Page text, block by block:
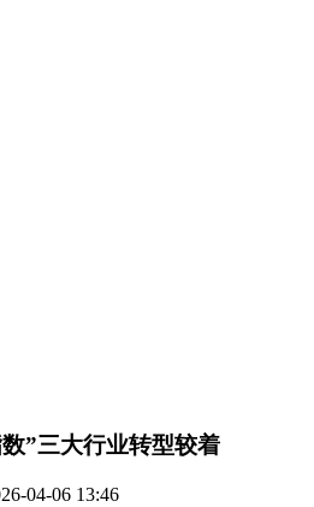
”三大行业转型较着
04-06 13:46